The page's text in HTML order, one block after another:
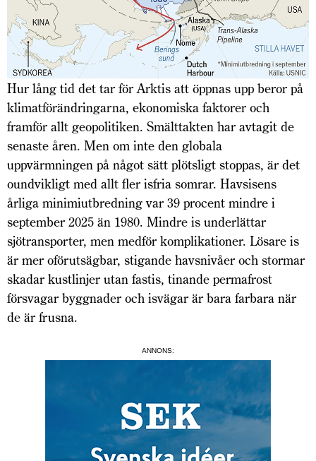
Hur lång tid det tar för Arktis att öppnas upp beror på
klimatförändringarna, ekonomiska faktorer och
framför allt geopolitiken. Smälttakten har avtagit de
senaste åren. Men om inte den globala
uppvärmningen på något sätt plötsligt stoppas, är det
oundvikligt med allt fler isfria somrar. Havsisens
årliga minimiutbredning var 39 procent mindre i
september 2025 än 1980. Mindre is underlättar
sjötransporter, men medför komplikationer. Lösare is
är mer oförutsägbar, stigande havsnivåer och stormar
skadar kustlinjer utan fastis, tinande permafrost
försvagar byggnader och isvägar är bara farbara när
de är frusna.
ANNONS: